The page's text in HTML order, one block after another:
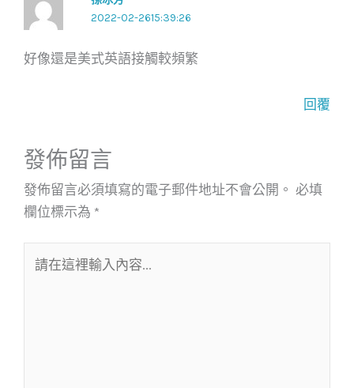
2022-02-2615:39:26
好像還是美式英語接觸較頻繁
回覆
發佈留言
發佈留言必須填寫的電子郵件地址不會公開。 必填
欄位標示為 *
在